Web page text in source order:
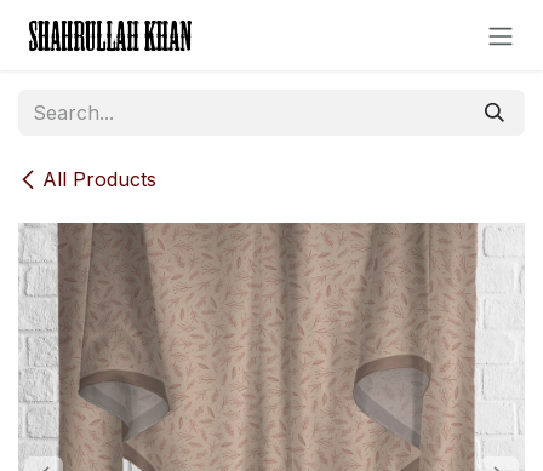
All Products